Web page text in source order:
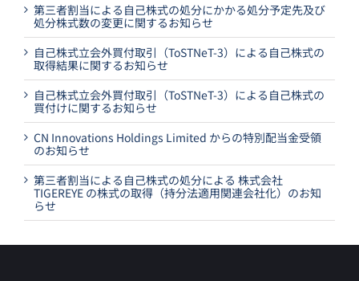
第三者割当による自己株式の処分にかかる処分予定先及び
処分株式数の変更に関するお知らせ
自己株式立会外買付取引（ToSTNeT-3）による自己株式の
取得結果に関するお知らせ
自己株式立会外買付取引（ToSTNeT-3）による自己株式の
買付けに関するお知らせ
CN Innovations Holdings Limited からの特別配当金受領
のお知らせ
第三者割当による自己株式の処分による 株式会社
TIGEREYE の株式の取得（持分法適用関連会社化）のお知
らせ